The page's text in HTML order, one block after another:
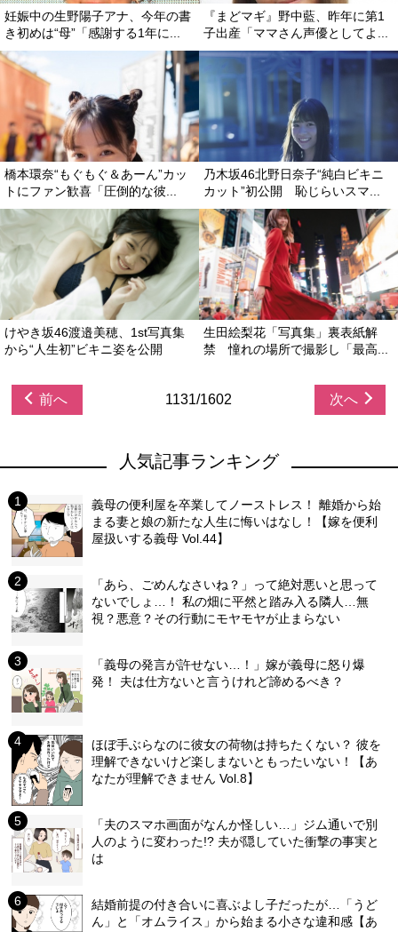
妊娠中の生野陽子アナ、今年の書
き初めは“母”「感謝する1年に...
『まどマギ』野中藍、昨年に第1
子出産「ママさん声優としてよ...
橋本環奈“もぐもぐ＆あーん”カッ
トにファン歓喜「圧倒的な彼...
乃木坂46北野日奈子“純白ビキニ
カット”初公開 恥じらいスマ...
けやき坂46渡邉美穂、1st写真集
から“人生初”ビキニ姿を公開
生田絵梨花「写真集」裏表紙解
禁 憧れの場所で撮影し「最高...
前へ 1131/1602 次へ
人気記事ランキング
義母の便利屋を卒業してノーストレス！ 離婚から始
まる妻と娘の新たな人生に悔いはなし！【嫁を便利
屋扱いする義母 Vol.44】
「あら、ごめんなさいね？」って絶対悪いと思って
ないでしょ…！ 私の畑に平然と踏み入る隣人…無
視？悪意？その行動にモヤモヤが止まらない
「義母の発言が許せない…！」嫁が義母に怒り爆
発！ 夫は仕方ないと言うけれど諦めるべき？
ほぼ手ぶらなのに彼女の荷物は持ちたくない？ 彼を
理解できないけど楽しまないともったいない！【あ
なたが理解できません Vol.8】
「夫のスマホ画面がなんか怪しい…」ジム通いで別
人のように変わった!? 夫が隠していた衝撃の事実と
は
結婚前提の付き合いに喜ぶよし子だったが…「うど
ん」と「オムライス」から始まる小さな違和感【あ